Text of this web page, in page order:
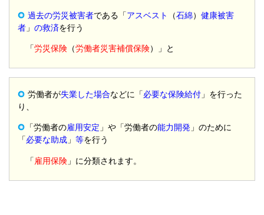
過去の労災被害者である「アスベスト （石綿）健康被害
者 」の救済を行う
「労災保険 （労働者災害補償保険）」と
労働者が失業した場合などに「必要な保険給付 」を行った
り、
「労働者の雇用安定 」や「労働者の能力開発 」のために
「必要な助成 」等を行う
「雇用保険 」に分類されます。